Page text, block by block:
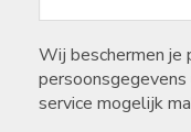
Wij beschermen je
service mogelijk